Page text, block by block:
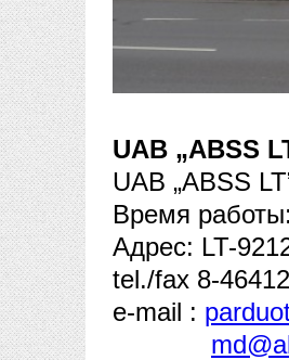
UAB „ABSS
UAB „ABSS
Время
Адрес: LT-
tel./fax 8-
e-mail :